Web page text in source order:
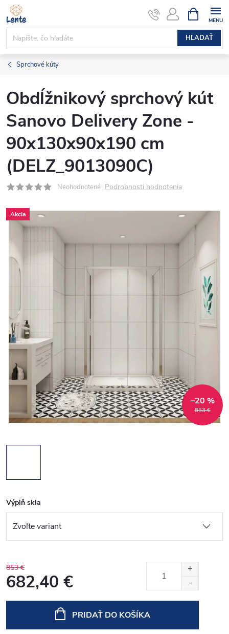
Prejsť
na
obsah
HĽADAŤ
KOŠÍK
Sprchové kúty
Obdĺžnikový sprchový kút
Sanovo Delivery Zone -
90x130x90x190 cm
(DELZ_9013090C)
Neohodnotené Podrobnosti hodnotenia
Akcia
853 €
–20 %
Výplň skla
853 €
682,40 €
PRIDAŤ DO KOŠÍKA